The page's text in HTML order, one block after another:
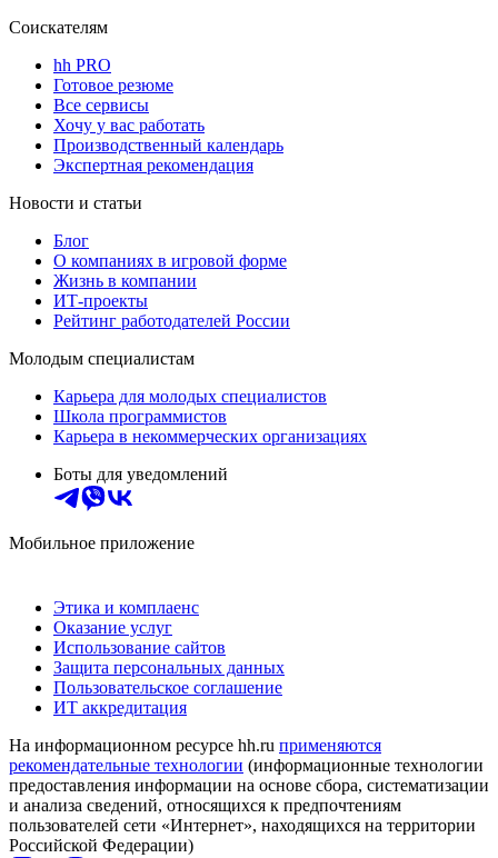
Соискателям
hh PRO
Готовое резюме
Все сервисы
Хочу у вас работать
Производственный календарь
Экспертная рекомендация
Новости и статьи
Блог
О компаниях в игровой форме
Жизнь в компании
ИТ-проекты
Рейтинг работодателей России
Молодым специалистам
Карьера для молодых специалистов
Школа программистов
Карьера в некоммерческих организациях
Боты для уведомлений
Мобильное приложение
Этика и комплаенс
Оказание услуг
Использование сайтов
Защита персональных данных
Пользовательское соглашение
ИТ аккредитация
На информационном ресурсе hh.ru применяются
рекомендательные технологии (информационные технологии
предоставления информации на основе сбора, систематизации
и анализа сведений, относящихся к предпочтениям
пользователей сети «Интернет», находящихся на территории
Российской Федерации)